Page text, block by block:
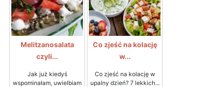
Melitzanosalata
czyli...
Jak już kiedyś
wspominałam, uwielbiam
Co zjeść na kolację
w...
Co zjeść na kolację w
upalny dzień? 7 lekkich...